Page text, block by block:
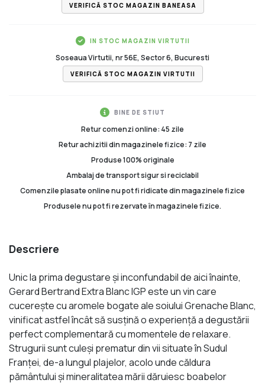
VERIFICĂ STOC MAGAZIN BANEASA
IN STOC MAGAZIN VIRTUTII
Soseaua Virtutii, nr 56E, Sector 6, Bucuresti
VERIFICĂ STOC MAGAZIN VIRTUTII
BINE DE STIUT
Retur comenzi online: 45 zile
Retur achizitii din magazinele fizice: 7 zile
Produse 100% originale
Ambalaj de transport sigur si reciclabil
Comenzile plasate online nu pot fi ridicate din magazinele fizice
Produsele nu pot fi rezervate în magazinele fizice.
Descriere
Unic la prima degustare și inconfundabil de aici înainte,
Gerard Bertrand Extra Blanc IGP este un vin care
cucerește cu aromele bogate ale soiului Grenache Blanc,
vinificat astfel încât să susțină o experiență a degustării
perfect complementară cu momentele de relaxare.
Strugurii sunt culeși prematur din vii situate în Sudul
Franței, de-a lungul plajelor, acolo unde căldura
pământului și mineralitatea mării dăruiesc boabelor